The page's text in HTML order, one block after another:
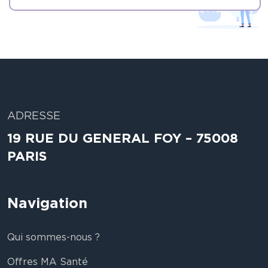
ADRESSE
19 RUE DU GENERAL FOY – 75008
PARIS
Navigation
Qui sommes-nous ?
Offres MA Santé